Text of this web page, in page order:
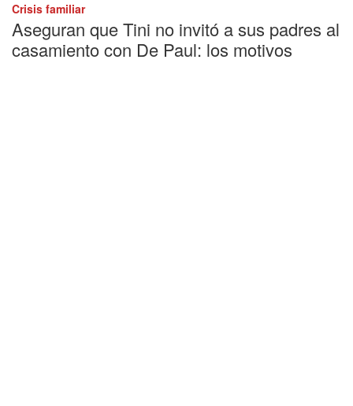
Crisis familiar
Aseguran que Tini no invitó a sus padres al
casamiento con De Paul: los motivos